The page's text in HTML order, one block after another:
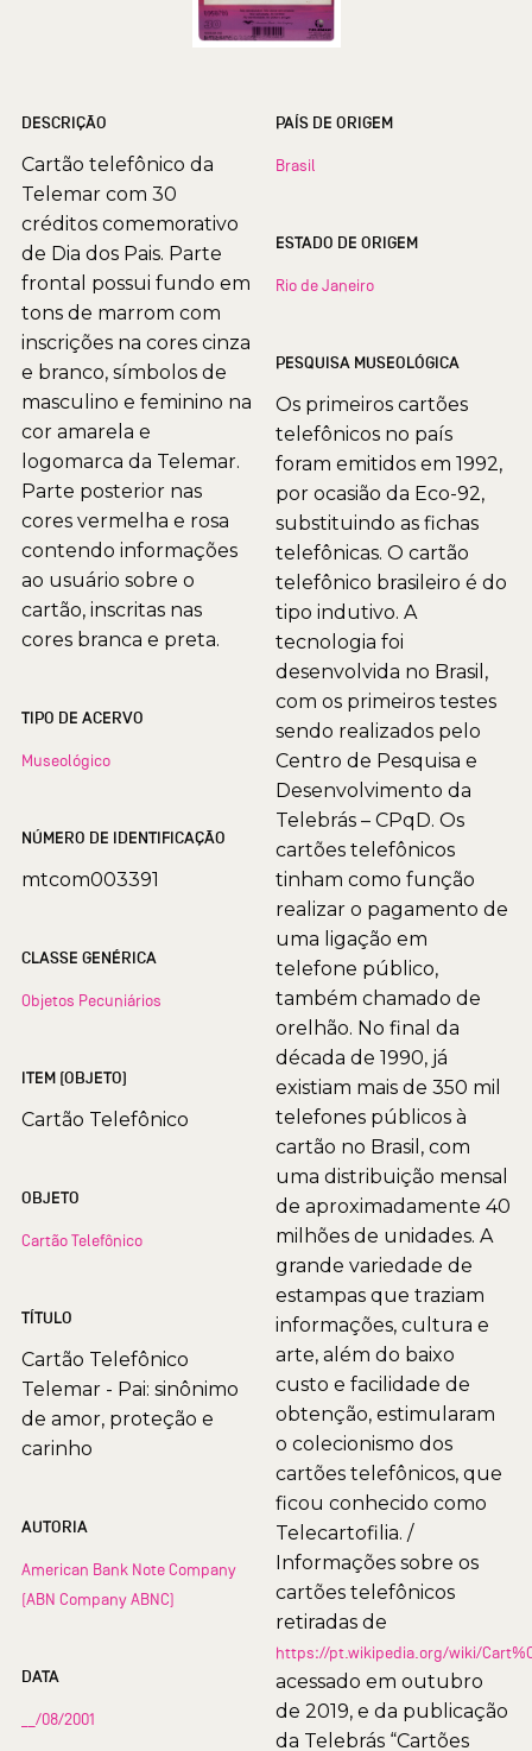
DESCRIÇÃO
Cartão telefônico da
Telemar com 30
créditos comemorativo
de Dia dos Pais. Parte
frontal possui fundo em
tons de marrom com
inscrições na cores cinza
e branco, símbolos de
masculino e feminino na
cor amarela e
logomarca da Telemar.
Parte posterior nas
cores vermelha e rosa
contendo informações
ao usuário sobre o
cartão, inscritas nas
cores branca e preta.
TIPO DE ACERVO
Museológico
NÚMERO DE IDENTIFICAÇÃO
mtcom003391
CLASSE GENÉRICA
Objetos Pecuniários
ITEM (OBJETO)
Cartão Telefônico
OBJETO
Cartão Telefônico
TÍTULO
Cartão Telefônico
Telemar - Pai: sinônimo
de amor, proteção e
carinho
AUTORIA
American Bank Note Company
(ABN Company ABNC)
DATA
__/08/2001
PAÍS DE ORIGEM
Brasil
ESTADO DE ORIGEM
Rio de Janeiro
PESQUISA MUSEOLÓGICA
Os primeiros cartões
telefônicos no país
foram emitidos em 1992,
por ocasião da Eco-92,
substituindo as fichas
telefônicas. O cartão
telefônico brasileiro é do
tipo indutivo. A
tecnologia foi
desenvolvida no Brasil,
com os primeiros testes
sendo realizados pelo
Centro de Pesquisa e
Desenvolvimento da
Telebrás – CPqD. Os
cartões telefônicos
tinham como função
realizar o pagamento de
uma ligação em
telefone público,
também chamado de
orelhão. No final da
década de 1990, já
existiam mais de 350 mil
telefones públicos à
cartão no Brasil, com
uma distribuição mensal
de aproximadamente 40
milhões de unidades. A
grande variedade de
estampas que traziam
informações, cultura e
arte, além do baixo
custo e facilidade de
obtenção, estimularam
o colecionismo dos
cartões telefônicos, que
ficou conhecido como
Telecartofilia. /
Informações sobre os
cartões telefônicos
retiradas de
https://pt.wikipedia.org/wiki/
acessado em outubro
de 2019, e da publicação
da Telebrás “Cartões